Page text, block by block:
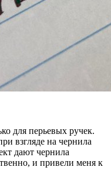
для перьевых ручек.
взгляде на чернила
дают чернила
и привели меня к